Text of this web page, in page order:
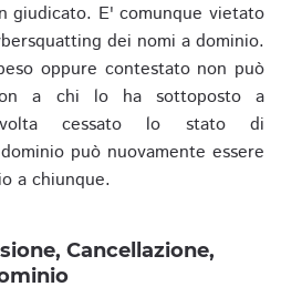
giudicato. E' comunque vietato
dei nomi a dominio.
oppure contestato non può
a chi lo ha sottoposto a
volta cessato lo stato di
può nuovamente essere
a chiunque.
Cancellazione,